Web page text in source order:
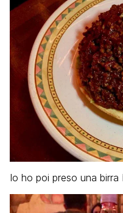
Io ho poi preso una birra